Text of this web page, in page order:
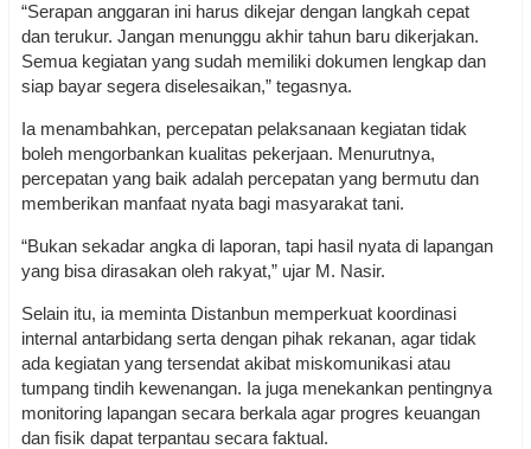
“Serapan anggaran ini harus dikejar dengan langkah cepat
dan terukur. Jangan menunggu akhir tahun baru dikerjakan.
Semua kegiatan yang sudah memiliki dokumen lengkap dan
siap bayar segera diselesaikan,” tegasnya.
Ia menambahkan, percepatan pelaksanaan kegiatan tidak
boleh mengorbankan kualitas pekerjaan. Menurutnya,
percepatan yang baik adalah percepatan yang bermutu dan
memberikan manfaat nyata bagi masyarakat tani.
“Bukan sekadar angka di laporan, tapi hasil nyata di lapangan
yang bisa dirasakan oleh rakyat,” ujar M. Nasir.
Selain itu, ia meminta Distanbun memperkuat koordinasi
internal antarbidang serta dengan pihak rekanan, agar tidak
ada kegiatan yang tersendat akibat miskomunikasi atau
tumpang tindih kewenangan. Ia juga menekankan pentingnya
monitoring lapangan secara berkala agar progres keuangan
dan fisik dapat terpantau secara faktual.